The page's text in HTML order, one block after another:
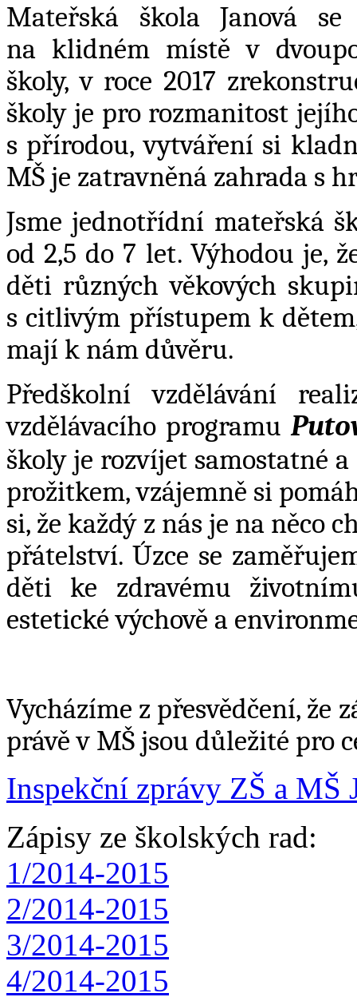
Mateřská škola Janová
na klidném místě v
školy, v roce 2017
školy je pro rozmanitost
s přírodou, vytváření si
MŠ je zatravněná zahrada s
Jsme jednotřídní mateřská
od 2,5 do 7 let. Výhodou je,
děti různých věkových
s citlivým přístupem k
mají k nám důvěru.
Předškolní vzdělávání
vzdělávacího programu
školy je rozvíjet samostatné
prožitkem, vzájemně si
si, že každý z nás je na něco
přátelství. Úzce se
děti ke zdravému
estetické výchově a
Vycházíme z přesvědčení, že
právě v MŠ jsou důležité pro
Inspekční zprávy ZŠ a MŠ
Zápisy ze školských rad:
1/2014-2015
2/2014-2015
3/2014-2015
4/2014-2015